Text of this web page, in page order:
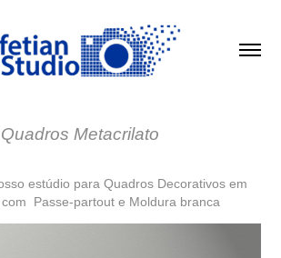
Quadros Metacrilato
estúdio para Quadros Decorativos em
Passe-partout e Moldura branca